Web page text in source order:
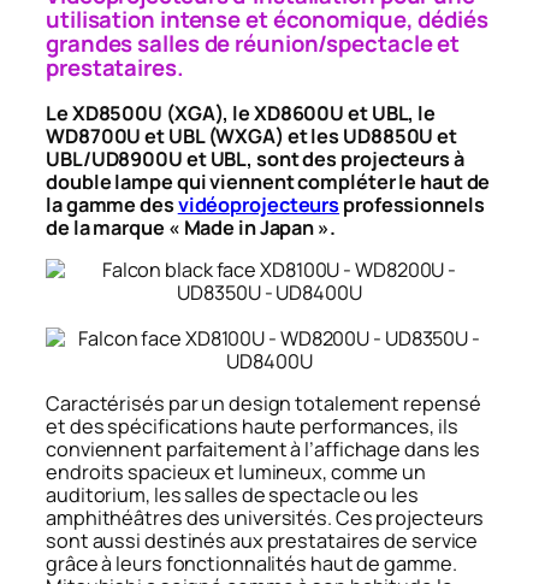
utilisation intense et économique, dédiés
grandes salles de réunion/spectacle et
prestataires.
Le XD8500U (XGA), le XD8600U et UBL, le
WD8700U et UBL (WXGA) et les UD8850U et
UBL/UD8900U et UBL, sont des projecteurs à
double lampe qui viennent compléter le haut de
la gamme desvidéoprojecteursprofessionnels
de la marque « Made in Japan ».
Caractérisés par un design totalement repensé
et des spécifications haute performances, ils
conviennent parfaitement à l’affichage dans les
endroits spacieux et lumineux, comme un
auditorium, les salles de spectacle ou les
amphithéâtres des universités. Ces projecteurs
sont aussi destinés aux prestataires de service
grâce à leurs fonctionnalités haut de gamme.